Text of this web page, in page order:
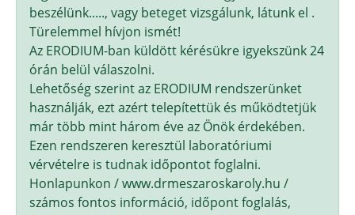
beszélünk....., vagy beteget vizsgálunk, látunk el .
Türelemmel hívjon ismét!
Az ERODIUM-ban küldött kérésükre igyekszünk 24
órán belül válaszolni.
Lehetőség szerint az ERODIUM rendszerünket
használják, ezt azért telepítettük és működtetjük
már több mint három éve az Önök érdekében.
Ezen rendszeren keresztül laboratóriumi
vérvételre is tudnak időpontot foglalni.
Honlapunkon / www.drmeszaroskaroly.hu /
számos fontos információ, időpont foglalás,